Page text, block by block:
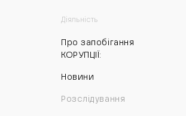
Діяльність
Про запобігання
КОРУПЦІЇ:
Новини
Розслідування